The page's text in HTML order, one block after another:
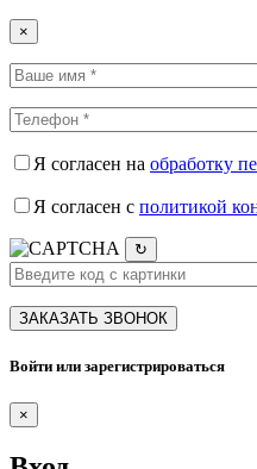
×
Я согласен на обработку
Я согласен c политикой
↻
Войти или зарегистрироваться
×